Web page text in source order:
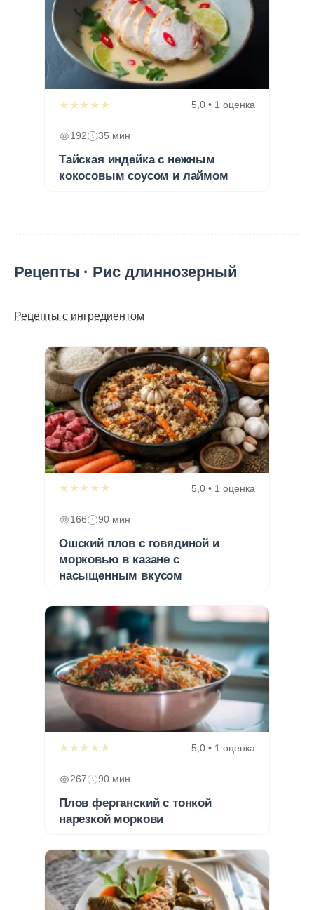
★★★★★ 5,0 • 1 оценка
192 35 мин
Тайская индейка с нежным
кокосовым соусом и лаймом
Рецепты · Рис длиннозерный
Рецепты с ингредиентом
★★★★★ 5,0 • 1 оценка
166 90 мин
Ошский плов с говядиной и
морковью в казане с
насыщенным вкусом
★★★★★ 5,0 • 1 оценка
267 90 мин
Плов ферганский с тонкой
нарезкой моркови